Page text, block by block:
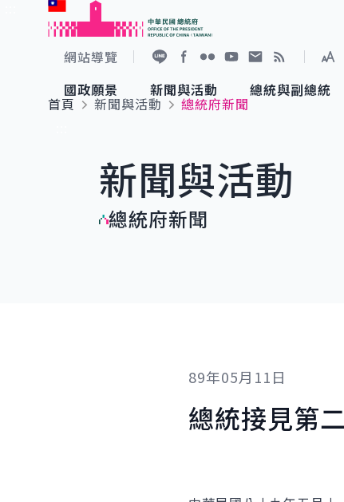
跳到主要內容
網站導覽
展
國政願景
國家氣候變遷對策委員會
重要談話
新聞與活動
總統府新聞
影音頻道
總統與副總統
賴清德總統
參觀資訊
首頁
新聞與活動
總統府新聞
新聞與活動
總統府新聞
89年05月11日
總統接見第